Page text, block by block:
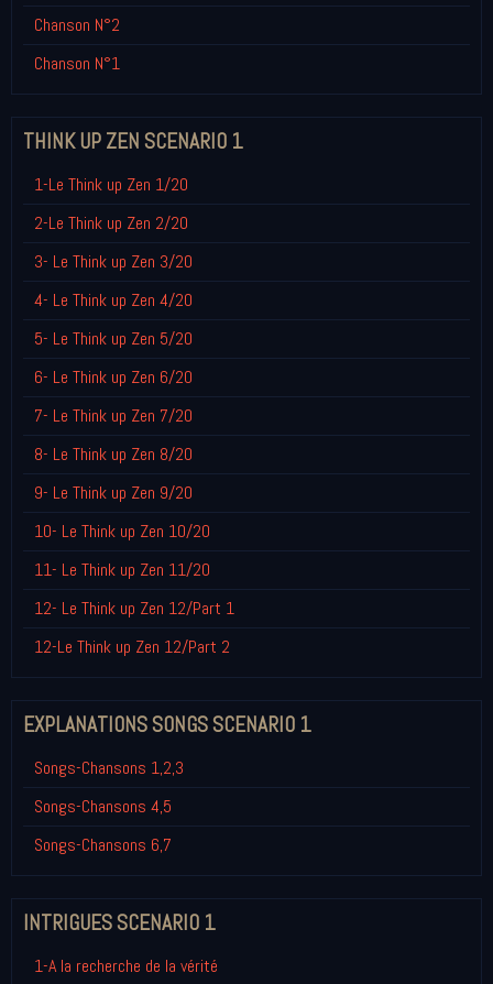
Chanson N°2
Chanson N°1
THINK UP ZEN SCENARIO 1
1-Le Think up Zen 1/20
2-Le Think up Zen 2/20
3- Le Think up Zen 3/20
4- Le Think up Zen 4/20
5- Le Think up Zen 5/20
6- Le Think up Zen 6/20
7- Le Think up Zen 7/20
8- Le Think up Zen 8/20
9- Le Think up Zen 9/20
10- Le Think up Zen 10/20
11- Le Think up Zen 11/20
12- Le Think up Zen 12/Part 1
12-Le Think up Zen 12/Part 2
EXPLANATIONS SONGS SCENARIO 1
Songs-Chansons 1,2,3
Songs-Chansons 4,5
Songs-Chansons 6,7
INTRIGUES SCENARIO 1
1-A la recherche de la vérité